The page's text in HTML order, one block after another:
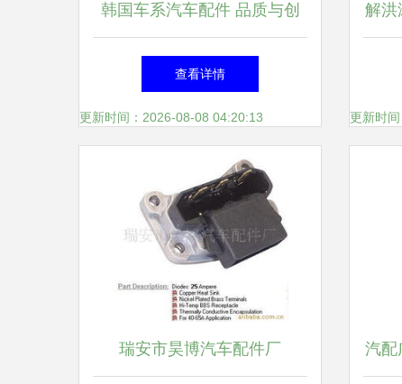
韩国车系汽车配件 品质与创
新的典范，尽在世界工厂网中
国产品信息库
查看详情
更新时间：2026-08-08 04:20:13
解洪
挥
更新时
瑞安市昊博汽车配件厂 汽配